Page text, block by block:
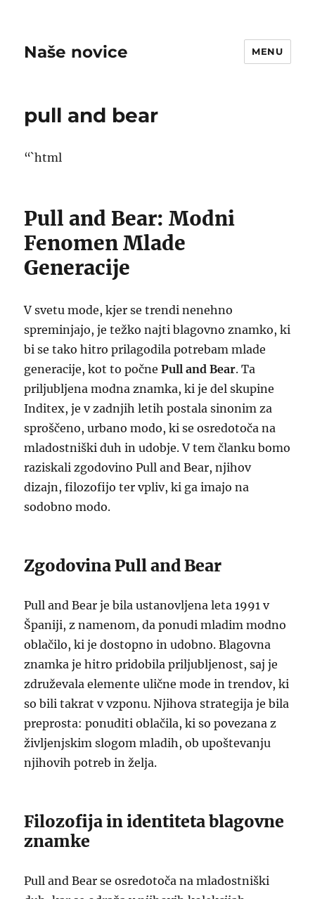
Naše novice MENU
pull and bear
“`html
Pull and Bear: Modni
Fenomen Mlade
Generacije
V svetu mode, kjer se trendi nenehno
spreminjajo, je težko najti blagovno znamko, ki
bi se tako hitro prilagodila potrebam mlade
generacije, kot to počnePull and Bear. Ta
priljubljena modna znamka, ki je del skupine
Inditex, je v zadnjih letih postala sinonim za
sproščeno, urbano modo, ki se osredotoča na
mladostniški duh in udobje. V tem članku bomo
raziskali zgodovino Pull and Bear, njihov
dizajn, filozofijo ter vpliv, ki ga imajo na
sodobno modo.
Zgodovina Pull and Bear
Pull and Bear je bila ustanovljena leta 1991 v
Španiji, z namenom, da ponudi mladim modno
oblačilo, ki je dostopno in udobno. Blagovna
znamka je hitro pridobila priljubljenost, saj je
združevala elemente ulične mode in trendov, ki
so bili takrat v vzponu. Njihova strategija je bila
preprosta: ponuditi oblačila, ki so povezana z
življenjskim slogom mladih, ob upoštevanju
njihovih potreb in želja.
Filozofija in identiteta blagovne
znamke
Pull and Bear se osredotoča na mladostniški